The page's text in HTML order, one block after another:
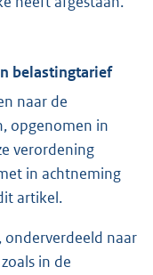
belastingtarief
naar de
opgenomen in
verordening
in achtneming
artikel.
naar
in de